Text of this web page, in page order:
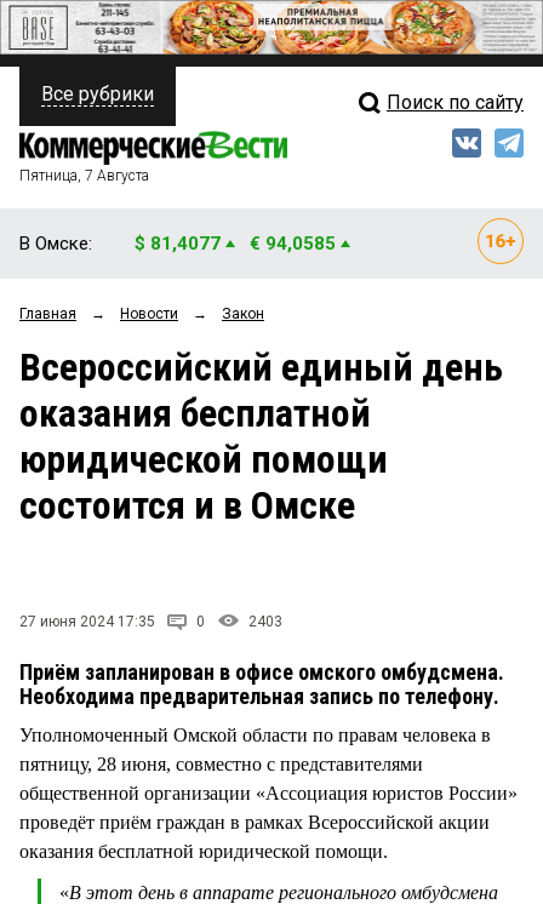
ПОЛИТИКА
ФИНАНСЫ
ОБЩЕСТВО
ЗАКОН
Свежий выпуск
Рейтинги
Блоги
Архив
Все рубрики Поиск по сайту
Пятница, 7 Августа
В Омске: $ 81,4077 € 94,0585
Главная → Новости → Закон
Всероссийский единый день
оказания бесплатной
юридической помощи
состоится и в Омске
27 июня 2024 17:35 0 2403
Приём запланирован в офисе омского омбудсмена.
Необходима предварительная запись по телефону.
Уполномоченный Омской области по правам человека в
пятницу, 28 июня, совместно с представителями
общественной организации «Ассоциация юристов России»
проведёт приём граждан в рамках Всероссийской акции
оказания бесплатной юридической помощи.
«В этот день в аппарате регионального омбудсмена